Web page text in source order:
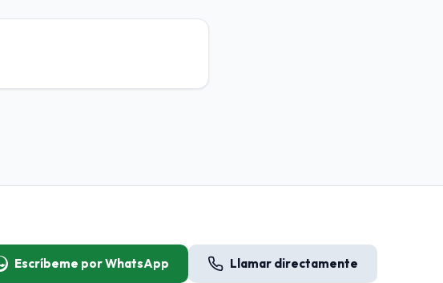
Escríbeme por WhatsApp Llamar directamente